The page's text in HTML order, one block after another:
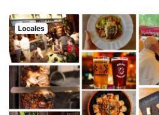
Locales